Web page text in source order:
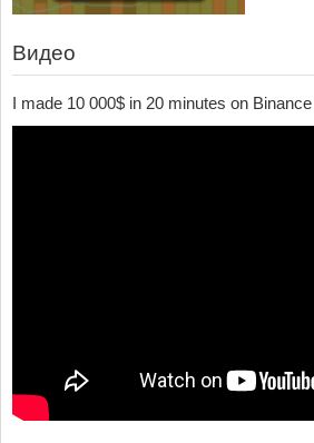
Видео
I made 10 000$ in 20 minutes on